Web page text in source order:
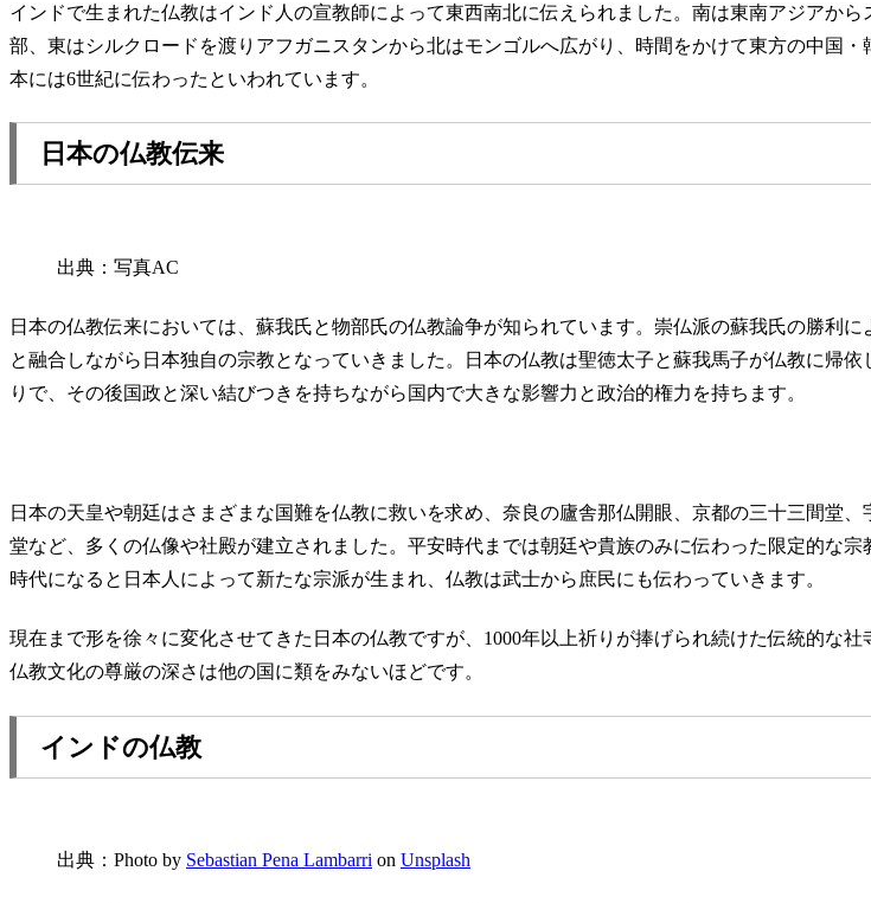
インドで生まれた仏教はインド人の宣教師によって東西南北に伝えられました。南は東南アジアから
部、東はシルクロードを渡りアフガニスタンから北はモンゴルへ広がり、時間をかけて東方の中国・
本には6世紀に伝わったといわれています。
日本の仏教伝来
出典：写真AC
日本の仏教伝来においては、蘇我氏と物部氏の仏教論争が知られています。崇仏派の蘇我氏の勝利に
と融合しながら日本独自の宗教となっていきました 。日本の仏教は聖徳太子と蘇我馬子が仏教に帰依
りで、その後国政と深い結びつきを持ちながら国内で大きな影響力と政治的権力を持ちます。
日本の天皇や朝廷はさまざまな国難を仏教に救いを求め、奈良の廬舎那仏開眼、京都の三十三間堂、
堂など、多くの仏像や社殿が建立されました。平安時代までは朝廷や貴族のみに伝わった限定的な宗
時代になると日本人によって新たな宗派が生まれ、仏教は武士から庶民にも伝わっていきます。
現在まで形を徐々に変化させてきた日本の仏教ですが、1000年以上祈りが捧げられ続けた伝統的な社
仏教文化の尊厳の深さは他の国に類をみないほどです。
インドの仏教
出典：Photo by Sebastian Pena Lambarri on Unsplash